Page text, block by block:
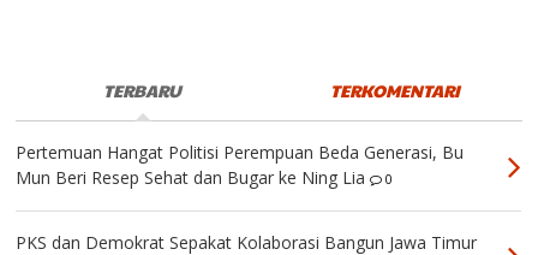
TERBARU TERKOMENTARI
Pertemuan Hangat Politisi Perempuan Beda Generasi, Bu
Mun Beri Resep Sehat dan Bugar ke Ning Lia
0
PKS dan Demokrat Sepakat Kolaborasi Bangun Jawa Timur